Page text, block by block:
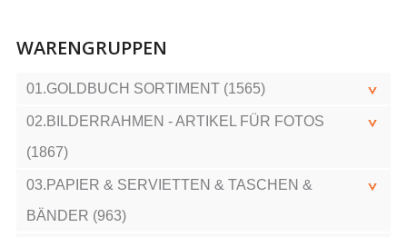
WARENGRUPPEN
01.GOLDBUCH SORTIMENT (1565)
02.BILDERRAHMEN - ARTIKEL FÜR FOTOS
(1867)
03.PAPIER & SERVIETTEN & TASCHEN &
BÄNDER (963)